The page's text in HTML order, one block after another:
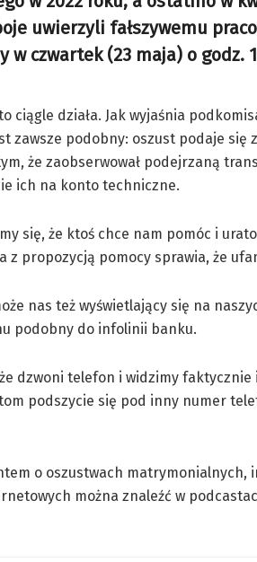
uwierzyli fałszywemu
czwartek (23 maja) o godz.
działa. Jak wyjaśnia
zawsze podobny: oszust podaje się
że zaobserwował podejrzaną
ich na konto techniczne.
się, że ktoś chce nam pomóc i
z propozycją pomocy sprawia, że
nas też wyświetlający się na
podobny do infolinii banku.
dzwoni telefon i widzimy
podszycie się pod inny numer
o oszustwach matrymonialnych,
można znaleźć w